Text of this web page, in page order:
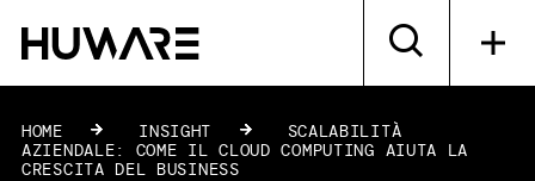
HOME » INSIGHT »
SCALABILITÀ
AZIENDALE: COME IL CLOUD COMPUTING AIUTA LA
CRESCITA DEL BUSINESS